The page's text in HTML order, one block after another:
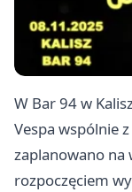
W Bar 94 w
Vespa wspólnie
zaplanowano na
rozpoczęciem